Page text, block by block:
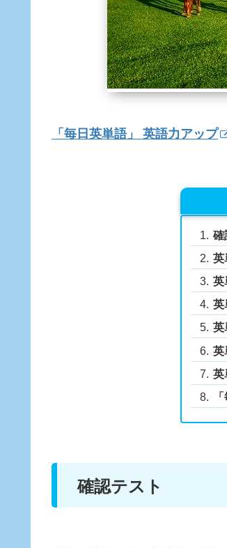
「毎日英単語」 英語力アップ
確
英
英
英
英
英
確認テスト